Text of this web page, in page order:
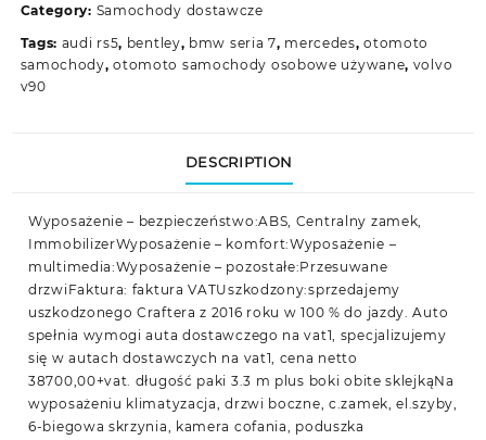
Category: Samochody dostawcze
Tags: audi rs5, bentley, bmw seria 7, mercedes,otomoto
samochody,otomoto samochody osobowe używane, volvo
v90
DESCRIPTION
Wyposażenie – bezpieczeństwo:ABS, Centralny zamek,
ImmobilizerWyposażenie – komfort:Wyposażenie –
multimedia:Wyposażenie – pozostałe:Przesuwane
drzwiFaktura: faktura VATUszkodzony:sprzedajemy
uszkodzonego Craftera z 2016 roku w 100 % do jazdy. Auto
spełnia wymogi auta dostawczego na vat1, specjalizujemy
się w autach dostawczych na vat1, cena netto
38700,00+vat. długość paki 3.3 m plus boki obite sklejkąNa
wyposażeniu klimatyzacja, drzwi boczne, c.zamek, el.szyby,
6-biegowa skrzynia, kamera cofania, poduszka